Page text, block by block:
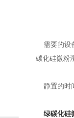
需要的设
碳化硅微粉
静置的时
绿碳化硅